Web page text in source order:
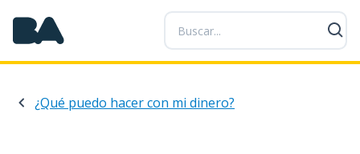
P
a
s
a
a
¿Qué puedo hacer con mi dinero?